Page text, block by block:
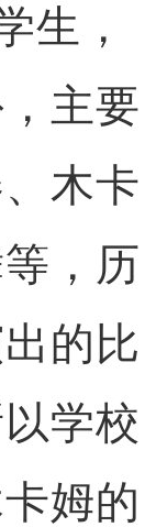
生，
主要
木卡
，历
的比
学校
姆的